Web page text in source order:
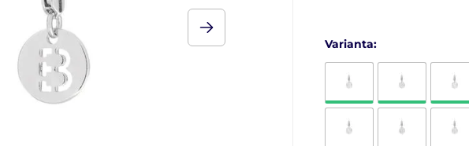
Varianta: